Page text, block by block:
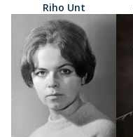
Riho Unt